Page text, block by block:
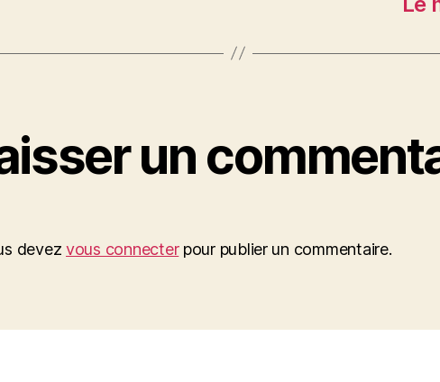
un
devezvous connecterpour publier un commentaire.